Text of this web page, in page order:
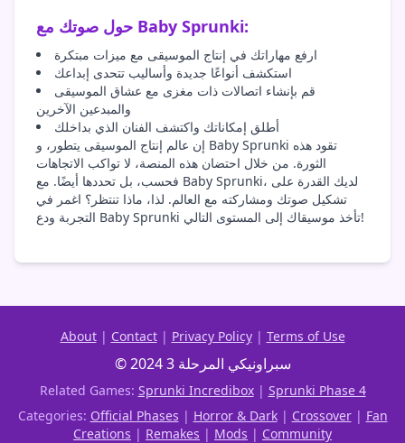
حول صوتك مع Baby Sprunki:
ارفع مهاراتك في إنتاج الموسيقى مع ميزات مبتكرة
استكشف أنواعًا جديدة وأساليب تتحدى إبداعك
قم بإنشاء اتصالات ذات مغزى مع عشاق الموسيقى
والمبدعين الآخرين
أطلق إمكاناتك واكتشف الفنان الذي بداخلك
إن عالم إنتاج الموسيقى يتطور، و Baby Sprunki تقود هذه
الثورة. من خلال احتضان هذه المنصة، لا تواكب الاتجاهات
فحسب، بل تحددها أيضًا. مع Baby Sprunki، لديك القدرة على
تشكيل صوتك ومشاركته مع العالم. لذا، ماذا تنتظر؟ اغمر في
التجربة ودع Baby Sprunki تأخذ موسيقاك إلى المستوى التالي!
About| Contact| Privacy Policy| Terms of Use
© 2024 سبراونيكي المرحلة 3
Related Games: Sprunki Incredibox| Sprunki Phase 4
Categories: Official Phases | Horror & Dark| Crossover| Fan
Creations | Remakes | Mods | Community